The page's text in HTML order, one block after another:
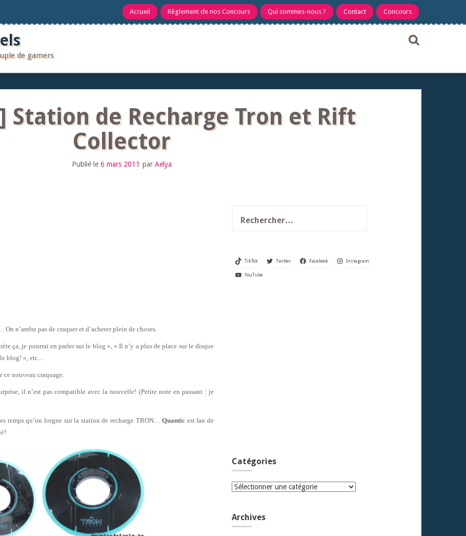
Accueil Règlement de nos Concours Qui sommes-nous ? Contact Concours
de gamers
Station de Recharge Tron et Rift
Collector
Publié le 6 mars 2011 par Aelya
n’arrête pas de craquer et d’acheter plein de choses.
ça, je pourrai en parler sur le blog », « Il n’y a plus de place sur le disque
le blog! », etc…
ce nouveau craquage.
il n’est pas compatible avec la nouvelle! (Petite note en passant : je
temps qu’on lorgne sur la station de recharge TRON…Quantic est fan de
TikTok Twitter Facebook Instagram
YouTube
Catégories
Catégories
Archives